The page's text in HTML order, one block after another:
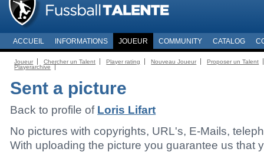
ACCUEIL INFORMATIONS JOUEUR COMMUNITY CATALOG
Joueur Chercher un Talent Player rating Nouveau Joueur
Proposer un Talent
Playerarchive
Sent a picture
Back to profile of Loris Lifart
No pictures with copyrights, URL's, E-Mails,
With uploading the picture you guarantee us that